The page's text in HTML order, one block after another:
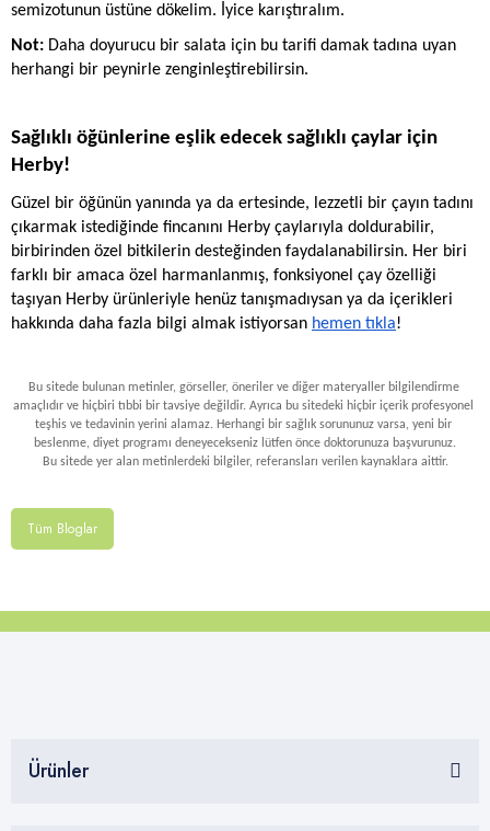
semizotunun üstüne dökelim. İyice karıştıralım.
Not: Daha doyurucu bir salata için bu tarifi damak tadına uyan
herhangi bir peynirle zenginleştirebilirsin.
Sağlıklı öğünlerine eşlik edecek sağlıklı çaylar için
Herby!
Güzel bir öğünün yanında ya da ertesinde, lezzetli bir çayın tadını
çıkarmak istediğinde fincanını Herby çaylarıyla doldurabilir,
birbirinden özel bitkilerin desteğinden faydalanabilirsin. Her biri
farklı bir amaca özel harmanlanmış, fonksiyonel çay özelliği
taşıyan Herby ürünleriyle henüz tanışmadıysan ya da içerikleri
hakkında daha fazla bilgi almak istiyorsan hemen tıkla!
Bu sitede bulunan metinler, görseller, öneriler ve diğer materyaller bilgilendirme
amaçlıdır ve hiçbiri tıbbi bir tavsiye değildir. Ayrıca bu sitedeki hiçbir içerik profesyonel
teşhis ve tedavinin yerini alamaz. Herhangi bir sağlık sorununuz varsa, yeni bir
beslenme, diyet programı deneyecekseniz lütfen önce doktorunuza başvurunuz.
Bu sitede yer alan metinlerdeki bilgiler, referansları verilen kaynaklara aittir.
Tüm Bloglar
Ürünler